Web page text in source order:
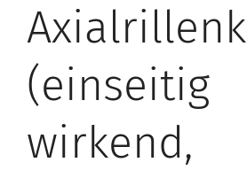
(einseitig
wirkend,